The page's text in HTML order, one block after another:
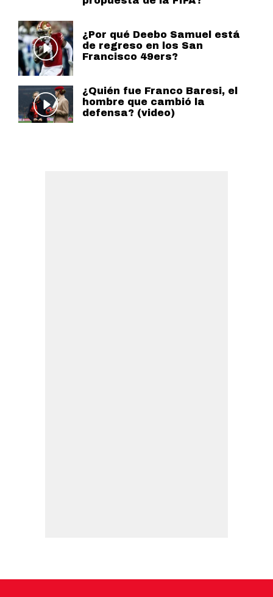
¿Por qué Deebo Samuel está
de regreso en los San
Francisco 49ers?
¿Quién fue Franco Baresi, el
hombre que cambió la
defensa? (video)